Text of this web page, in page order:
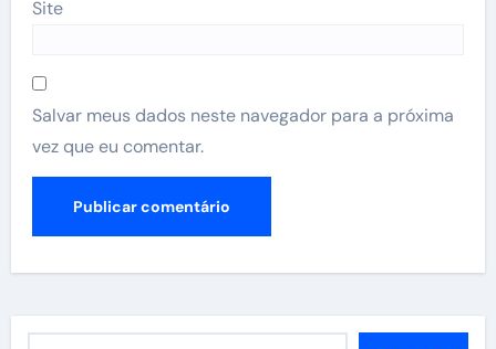
Site
Salvar meus dados neste navegador para a próxima
vez que eu comentar.